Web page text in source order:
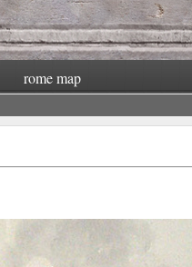
rome map